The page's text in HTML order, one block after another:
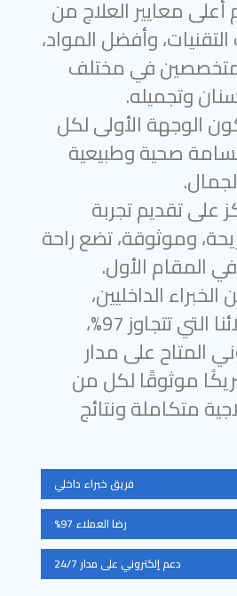
معايير العلاج من
وأفضل المواد،
في مختلف
وتجميله.
الوجهة الأولى لكل
صحية وطبيعية
على تقديم تجربة
وموثوقة، تضع راحة
المقام الأول.
الداخليين،
ونسبة رضا عملائنا التي تتجاوز 97%،
المتاح على مدار
شريكًا موثوقًا لكل من
متكاملة ونتائج
فريق خبراء داخلي
رضا العملاء 97%
دعم إلكتروني على مدار 24/7